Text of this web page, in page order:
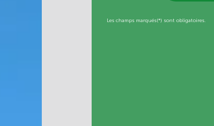
Les champs marqués(*) sont obligatoires.